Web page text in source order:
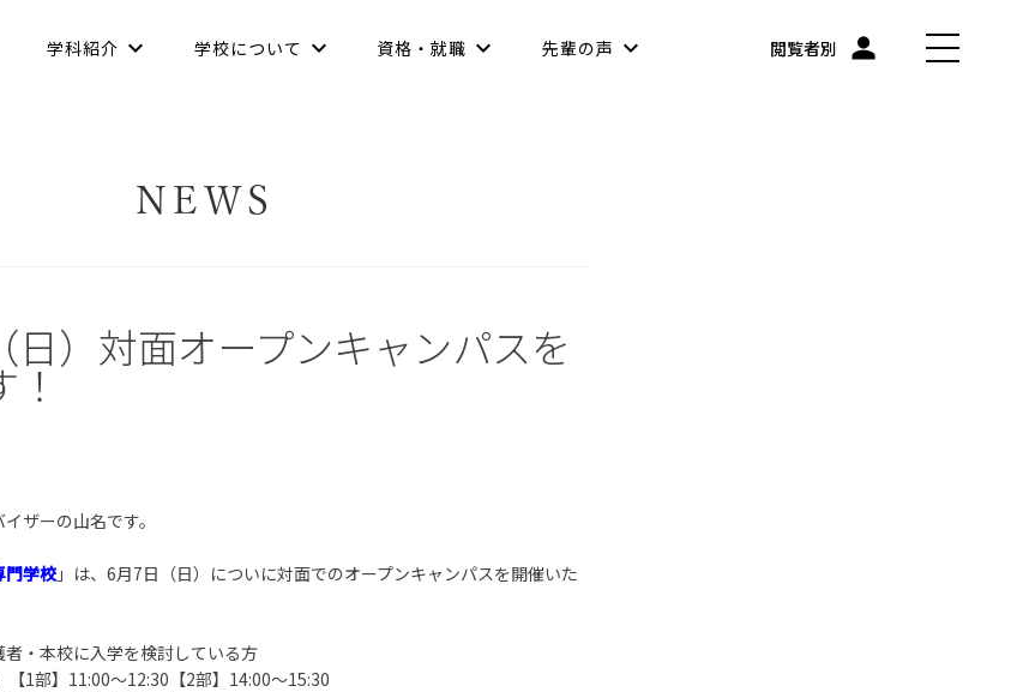
学科紹介 学校について 資格・就職 先輩の声 閲覧者別
NEWS
日）対面オープンキャンパスを
！
ザーの山名です。
門学校」は、6月7日（日）についに対面でのオープンキャンパスを開催いた
本校に入学を検討している方
部】11:00～12:30【2部】14:00～15:30